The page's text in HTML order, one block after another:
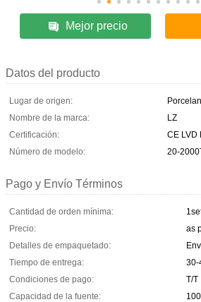
Mejor precio
Datos del producto
Lugar de origen:
Nombre de la marca:
LZ
Certificación:
CE LVD
Número de modelo:
20-
Pago y Envío Términos
Cantidad de orden mínima:
Precio:
as
Detalles de empaquetado:
Tiempo de entrega:
30-
Condiciones de pago:
T/T
Capacidad de la fuente: